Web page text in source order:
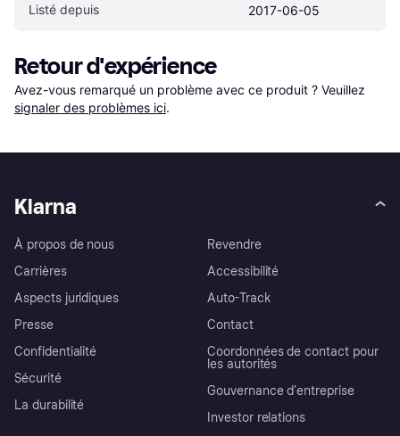
Listé depuis 2017-06-05
Retour d'expérience
Avez-vous remarqué un problème avec ce produit ? Veuillez
signaler des problèmes ici.
Klarna
À propos de nous
Carrières
Aspects juridiques
Presse
Confidentialité
Sécurité
La durabilité
Revendre
Accessibilité
Auto-Track
Contact
Coordonnées de contact pour
les autorités
Gouvernance d’entreprise
Investor relations